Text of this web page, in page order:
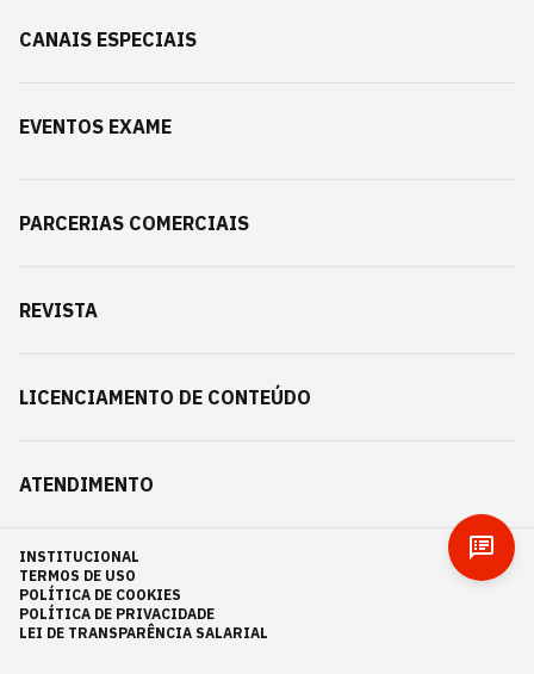
CANAIS ESPECIAIS
EVENTOS EXAME
PARCERIAS COMERCIAIS
REVISTA
LICENCIAMENTO DE CONTEÚDO
ATENDIMENTO
INSTITUCIONAL
TERMOS DE USO
POLÍTICA DE COOKIES
POLÍTICA DE PRIVACIDADE
LEI DE TRANSPARÊNCIA SALARIAL